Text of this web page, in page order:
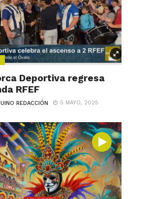
Deportiva regresa
RFEF
REDACCIÓN 5 MAYO, 2025